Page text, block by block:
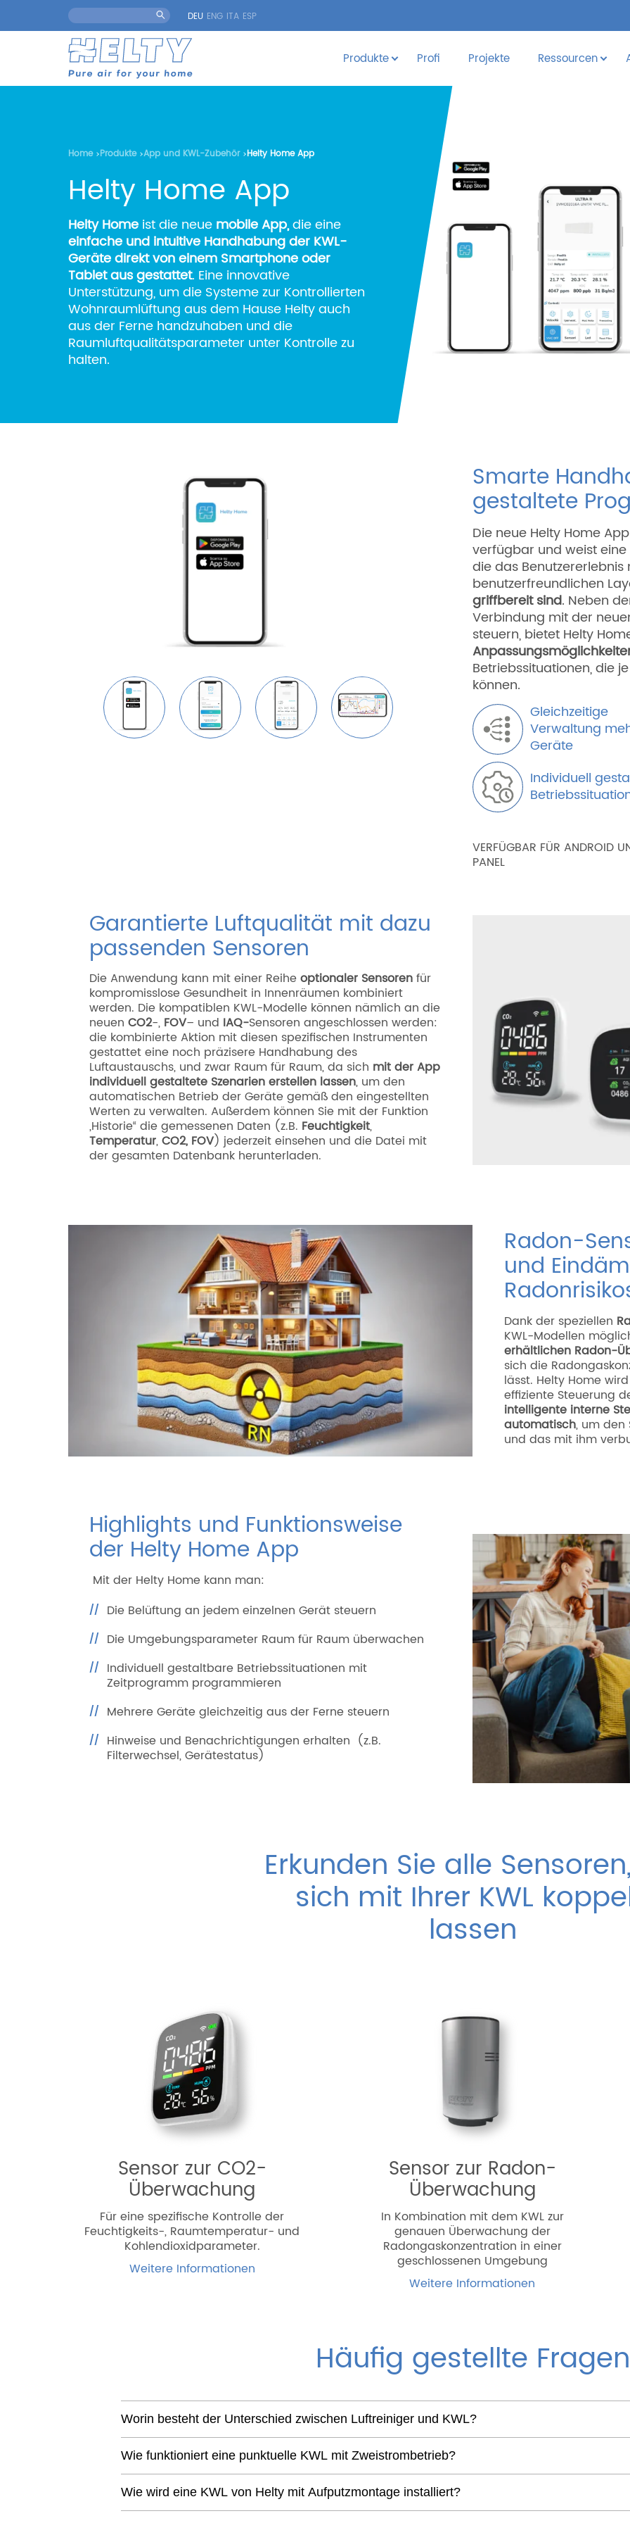
DEU ENG ITA ESP
Produkte Profi Projekte Ressourcen
Home Produkte App und KWL-Zubehör Helty Home App
Helty Home App
Helty Home istdie neue mobile App,die eine
einfache und intuitive Handhabung der KWL-
Geräte direkt von einem Smartphone oder
Tablet aus gestattet. Eine innovative
Unterstützung, um die Systeme zur Kontrollierten
Wohnraumlüftung aus dem Hause Helty auch
aus der Ferne handzuhaben und die
Raumluftqualitätsparameter unter Kontrolle zu
halten.
Smarte
gestaltete
Die neue Helty Home
verfügbar und weist
die das
benutzerfreundlichen
griffbereit sind. Neben
Verbindung mit der
steuern, bietet Helty
Betriebssituationen, die
können.
Gleichzeitige
Verwaltung
Geräte
Individuell
VERFÜGBAR FÜR ANDROID
PANEL
Garantierte Luftqualität mit dazu
passenden Sensoren
Die Anwendung kann mit einer Reiheoptionaler Sensorenfür
kompromisslose Gesundheit in Innenräumen kombiniert
werden. Die kompatiblen KWL-Modelle können nämlich an die
neuen CO2-, FOV– und IAQ-Sensoren angeschlossen werden:
die kombinierte Aktion mit diesen spezifischen Instrumenten
gestattet eine noch präzisere Handhabung des
Luftaustauschs, und zwar Raum für Raum, da sich mit der App
individuell gestaltete Szenarien erstellen lassen, um den
automatischen Betrieb der Geräte gemäß den eingestellten
Werten zu verwalten. Außerdem können Sie mit der Funktion
„Historie“ die gemessenen Daten (z.B. Feuchtigkeit,
Temperatur,CO2, FOV) jederzeit einsehen und die Datei mit
der gesamten Datenbank herunterladen.
Radon-
und
Dank der speziellen
KWL-Modellen
erhältlichen Radon-
sich die
lässt. Helty Home
effiziente Steuerung
intelligente interne
automatisch, um den
und das mit ihm
Highlights und Funktionsweise
der Helty Home App
Mit der Helty Home kann man:
Die Belüftung an jedem einzelnen Gerät steuern
Die Umgebungsparameter Raum für Raum überwachen
Individuell gestaltbare Betriebssituationen mit
Zeitprogramm programmieren
Mehrere Geräte gleichzeitig aus der Ferne steuern
Hinweise und Benachrichtigungen erhalten (z.B.
Filterwechsel, Gerätestatus)
Erkunden Sie alle
sich mit Ihrer KWL
lassen
Sensor zur CO2-
Überwachung
Für eine spezifische Kontrolle der
Feuchtigkeits-, Raumtemperatur- und
Kohlendioxidparameter.
Weitere Informationen
Sensor zur Radon-
Überwachung
In Kombination mit dem KWL zur
genauen Überwachung der
Radongaskonzentration in einer
geschlossenen Umgebung
Weitere Informationen
Häufig gestellte Fragen
Worin besteht der Unterschied zwischen Luftreiniger und KWL?
Wie funktioniert eine punktuelle KWL mit Zweistrombetrieb?
Wie wird eine KWL von Helty mit Aufputzmontage installiert?